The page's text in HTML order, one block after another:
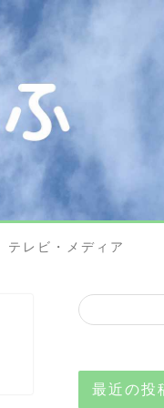
テレビ・メディア
最近の投